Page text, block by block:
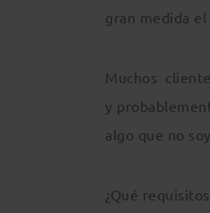
gran medida
Muchos
y
algo que no
¿Qué